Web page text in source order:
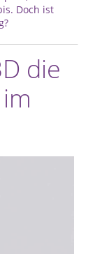
Doch ist
die